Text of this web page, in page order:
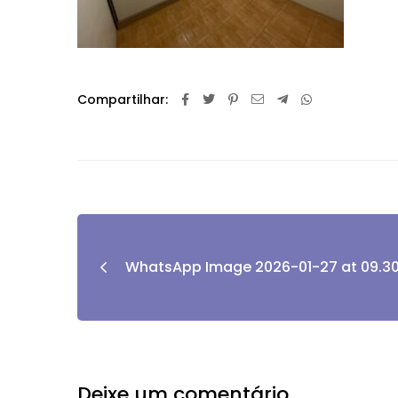
Compartilhar:
WhatsApp Image 2026-01-27 at